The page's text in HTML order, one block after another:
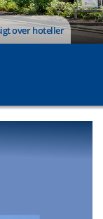
over hoteller